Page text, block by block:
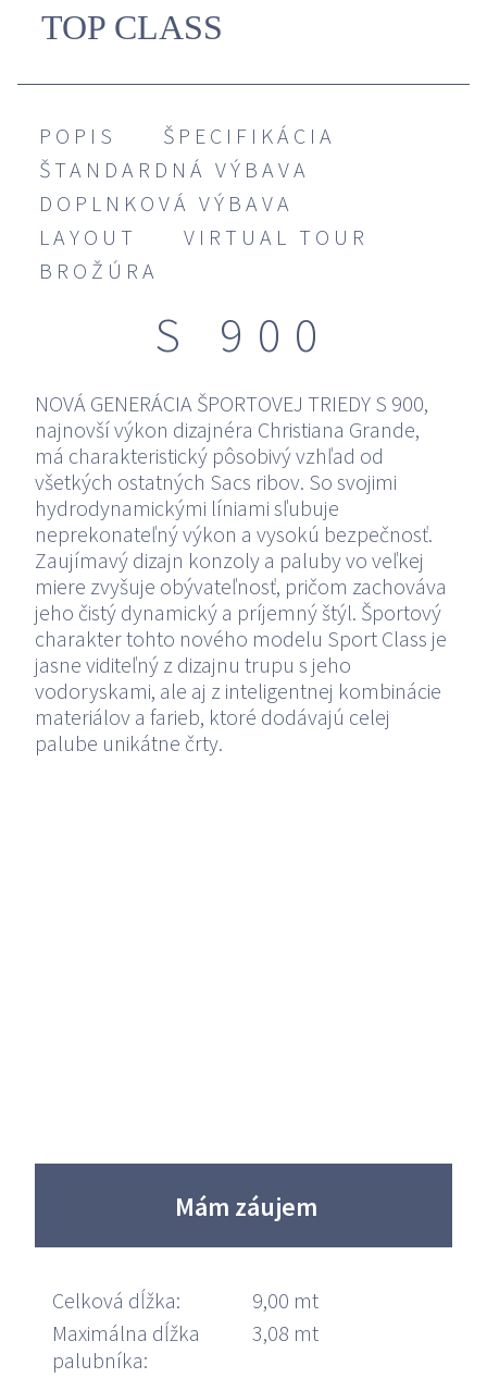
TOP CLASS
STRIDER
STRIDER
9
STRIDER
11
STRIDER
ESSE R
STRIDER
13
STRIDER
GRAN COUPE
POPIS
ŠPECIFIKÁCIA
ŠTANDARDNÁ VÝBAVA
DOPLNKOVÁ VÝBAVA
LAYOUT
VIRTUAL TOUR
BROŽÚRA
S 900
NOVÁ GENERÁCIA ŠPORTOVEJ TRIEDY S 900,
najnovší výkon dizajnéra Christiana Grande,
má charakteristický pôsobivý vzhľad od
všetkých ostatných Sacs ribov. So svojimi
hydrodynamickými líniami sľubuje
neprekonateľný výkon a vysokú bezpečnosť.
Zaujímavý dizajn konzoly a paluby vo veľkej
miere zvyšuje obývateľnosť, pričom zachováva
jeho čistý dynamický a príjemný štýl. Športový
charakter tohto nového modelu Sport Class je
jasne viditeľný z dizajnu trupu s jeho
vodoryskami, ale aj z inteligentnej kombinácie
materiálov a farieb, ktoré dodávajú celej
palube unikátne črty.
Mám záujem
Celková dĺžka:
9,00 mt
Maximálna dĺžka
palubníka:
3,08 mt